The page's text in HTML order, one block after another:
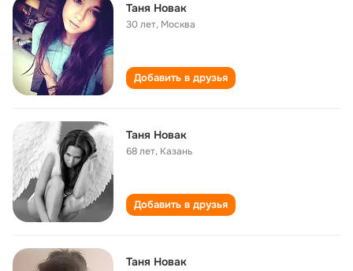
Таня Новак
30 лет, Москва
Добавить в друзья
Таня Новак
68 лет, Казань
Добавить в друзья
Таня Новак